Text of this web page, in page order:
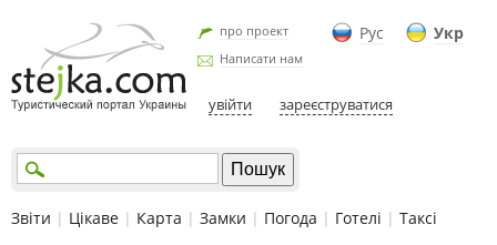
Рус Укр
про проект
Написати нам
увійти зареєструватися
Звіти | Цікаве | Карта | Замки | Погода | Готелі | Таксі